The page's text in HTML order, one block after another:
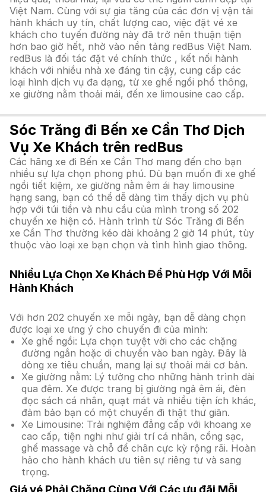
Việt Nam. Cùng với sự gia tăng của các đơn vị vận tải
hành khách uy tín, chất lượng cao, việc đặt vé xe
khách cho tuyến đường này đã trở nên thuận tiện
hơn bao giờ hết, nhờ vào nền tảng redBus Việt Nam.
redBus là đối tác đặt vé chính thức , kết nối hành
khách với nhiều nhà xe đáng tin cậy, cung cấp các
loại hình dịch vụ đa dạng, từ xe ghế ngồi phổ thông,
xe giường nằm thoải mái, đến xe limousine cao cấp.
Sóc Trăng đi Bến xe Cần Thơ Dịch
Vụ Xe Khách trên redBus
Các hãng xe đi Bến xe Cần Thơ mang đến cho bạn
nhiều sự lựa chọn phong phú. Dù bạn muốn đi xe ghế
ngồi tiết kiệm, xe giường nằm êm ái hay limousine
hạng sang, bạn có thể dễ dàng tìm thấy dịch vụ phù
hợp với túi tiền và nhu cầu của mình trong số 202
chuyến xe hiện có. Hành trình từ Sóc Trăng đi Bến
xe Cần Thơ thường kéo dài khoảng 2 giờ 14 phút, tùy
thuộc vào loại xe bạn chọn và tình hình giao thông.
Nhiều Lựa Chọn Xe Khách Để Phù Hợp Với Mỗi
Hành Khách
Với hơn 202 chuyến xe mỗi ngày, bạn dễ dàng chọn
được loại xe ưng ý cho chuyến đi của mình:
Xe ghế ngồi: Lựa chọn tuyệt vời cho các chặng
đường ngắn hoặc di chuyển vào ban ngày. Đây là
dòng xe tiêu chuẩn, mang lại sự thoải mái cơ bản.
Xe giường nằm: Lý tưởng cho những hành trình dài
qua đêm. Xe được trang bị giường ngả êm ái, đèn
đọc sách cá nhân, quạt mát và nhiều tiện ích khác,
đảm bảo bạn có một chuyến đi thật thư giãn.
Xe Limousine: Trải nghiệm đẳng cấp với khoang xe
cao cấp, tiện nghi như giải trí cá nhân, cổng sạc,
ghế massage và chỗ để chân cực kỳ rộng rãi. Hoàn
hảo cho hành khách ưu tiên sự riêng tư và sang
trọng.